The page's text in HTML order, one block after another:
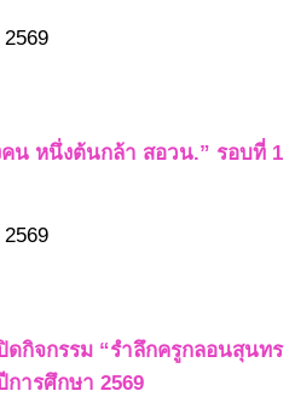
น หนึ่งต้นกล้า สอวน.” รอบที่ 1
ดกิจกรรม “รำลึกครูกลอนสุนทร
ารศึกษา 2569